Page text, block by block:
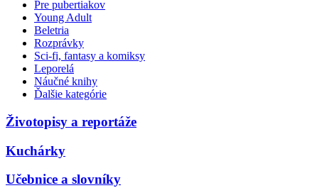
Pre pubertiakov
Young Adult
Beletria
Rozprávky
Sci-fi, fantasy a komiksy
Leporelá
Náučné knihy
Ďalšie kategórie
Životopisy a reportáže
Kuchárky
Učebnice a slovníky